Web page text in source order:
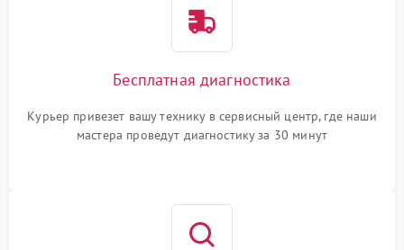
Бесплатная диагностика
Курьер привезет вашу технику в сервисный центр, где наши
мастера проведут диагностику за 30 минут